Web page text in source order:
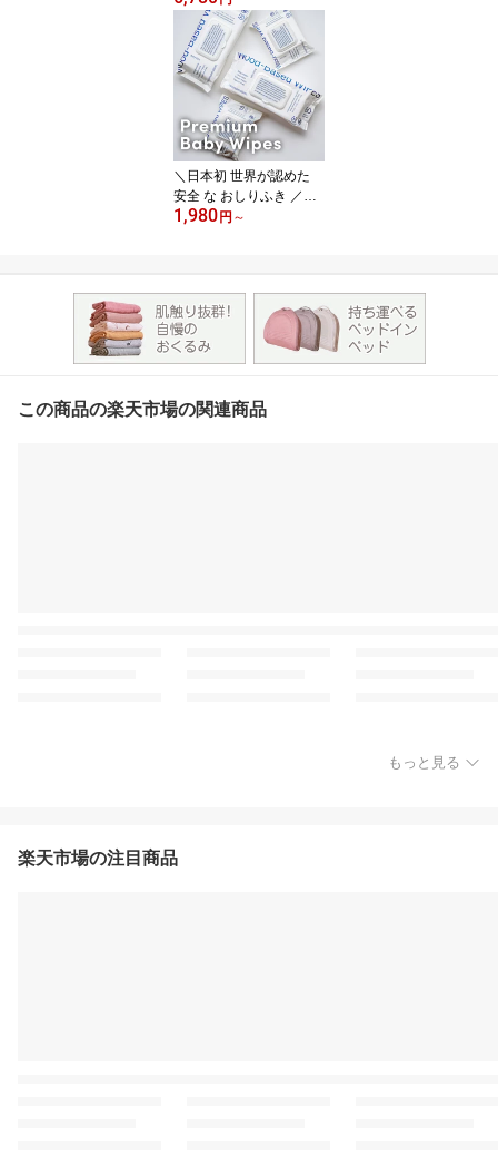
賞！New 冬用 スリーパ
ー 冬 長袖 綿100 冬 袖付
袖あり (袖取り外し可能)
中綿入り あたたかい 冬
用 コットン モスリンコ
ットン ベビー 子供 キッ
ズ 4サイズ neomamaism
ネオママイズム
＼日本初 世界が認めた
安全 な おしりふき ／高
級 ギフト 出産祝い EWG
おしり拭き ギフト おし
りふきギフト 内祝い 出
産内祝い 無添加 低刺激
安心 プレゼント お祝い
1,980円 ～
この商品の楽天市場の関連商品
もっと見る
楽天市場の注目商品